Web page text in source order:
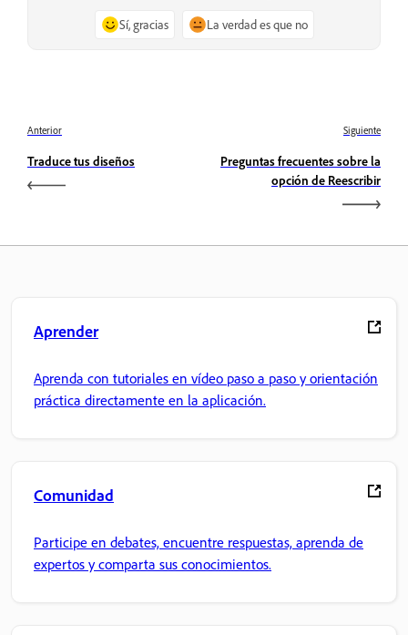
Sí, gracias La verdad es que no
Anterior
Traduce tus diseños
Siguiente
Preguntas frecuentes sobre la
opción de Reescribir
Aprender
Aprenda con tutoriales en vídeo paso a paso y orientación
práctica directamente en la aplicación.
Comunidad
Participe en debates, encuentre respuestas, aprenda de
expertos y comparta sus conocimientos.